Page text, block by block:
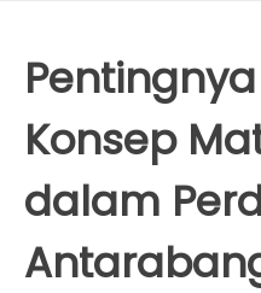
Konsep
dalam